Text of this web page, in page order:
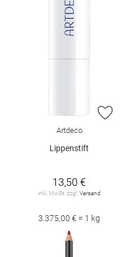
Artdeco
Lippenstift
13,50 €
inkl. MwSt. zzgl. Versand
3.375,00 € = 1 kg